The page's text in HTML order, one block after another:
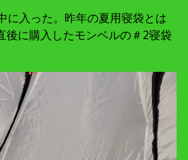
に入った。昨年の夏用寝袋とは
後に購入したモンベルの＃2寝袋